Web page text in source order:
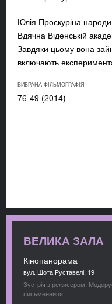
Юлія Проскуріна
Вдячна Віденській
Завдяки цьому вона
включають
ВИБРАНА ФІЛЬМОГРАФІЯ
76-49 (2014)
ВЕЛИКА ЗАЛА
Кінопанорама
вул. Шота Руставелі, 19
Зустріч з режисером.
письменниця